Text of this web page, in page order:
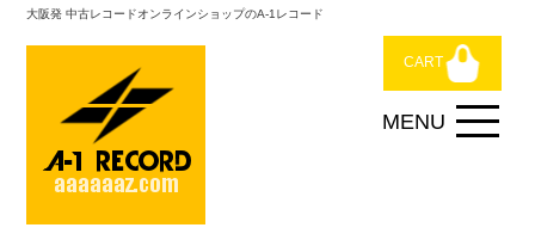
大阪発 中古レコードオンラインショップのA-1レコード
CART